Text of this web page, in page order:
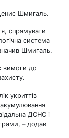
Шмигаль.
спрямувати
система
Шмигаль.
вимоги до
укриттів
ДСНС і
– додав